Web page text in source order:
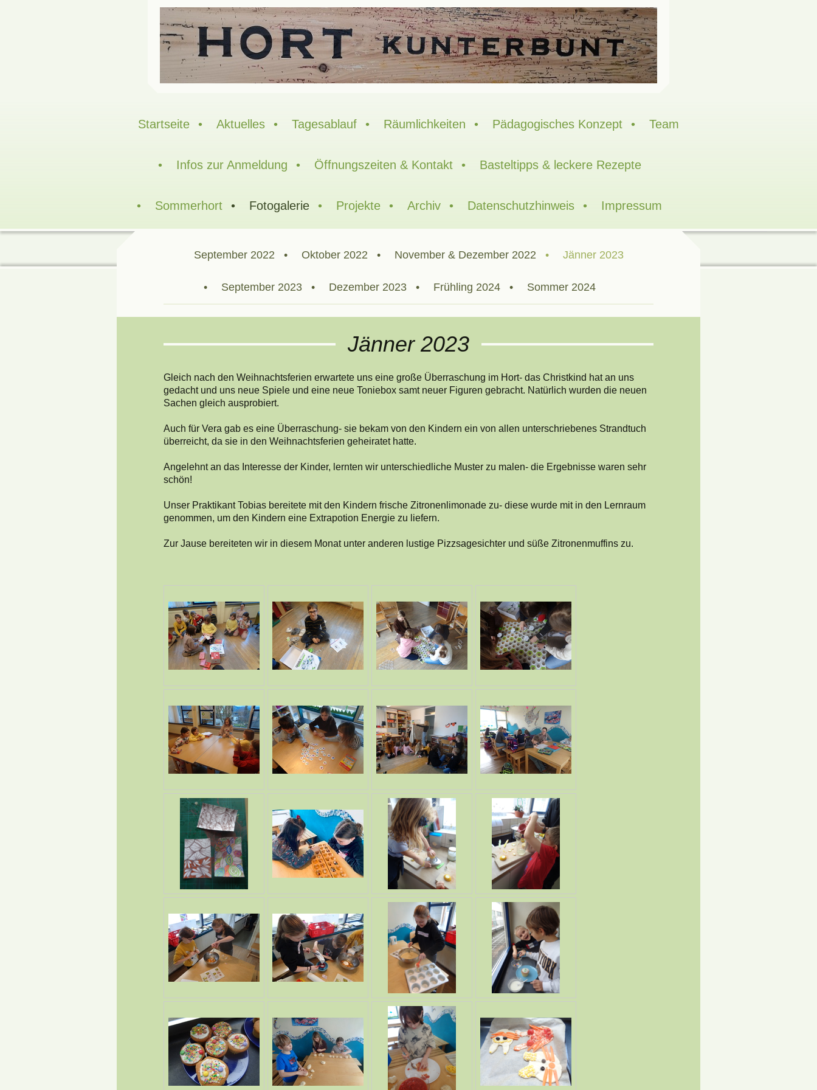
Startseite Aktuelles Tagesablauf Räumlichkeiten Pädagogisches Konzept Team
Infos zur Anmeldung Öffnungszeiten & Kontakt Basteltipps & leckere Rezepte
Sommerhort Fotogalerie Projekte Archiv Datenschutzhinweis Impressum
September 2022 Oktober 2022 November & Dezember 2022 Jänner 2023
September 2023 Dezember 2023 Frühling 2024 Sommer 2024
Jänner 2023
Gleich nach den Weihnachtsferien erwartete uns eine große Überraschung im Hort- das Christkind hat an uns
gedacht und uns neue Spiele und eine neue Toniebox samt neuer Figuren gebracht. Natürlich wurden die neuen
Sachen gleich ausprobiert.
Auch für Vera gab es eine Überraschung- sie bekam von den Kindern ein von allen unterschriebenes Strandtuch
überreicht, da sie in den Weihnachtsferien geheiratet hatte.
Angelehnt an das Interesse der Kinder, lernten wir unterschiedliche Muster zu malen- die Ergebnisse waren sehr
schön!
Unser Praktikant Tobias bereitete mit den Kindern frische Zitronenlimonade zu- diese wurde mit in den Lernraum
genommen, um den Kindern eine Extrapotion Energie zu liefern.
Zur Jause bereiteten wir in diesem Monat unter anderen lustige Pizzsagesichter und süße Zitronenmuffins zu.